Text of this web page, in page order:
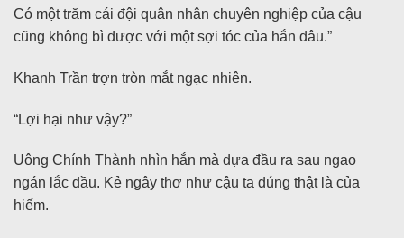
Có một trăm cái đội quân nhân chuyên nghiệp của cậu
cũng không bì được với một sợi tóc của hắn đâu.”
Khanh Trần trợn tròn mắt ngạc nhiên.
“Lợi hại như vậy?”
Uông Chính Thành nhìn hắn mà dựa đầu ra sau ngao
ngán lắc đầu. Kẻ ngây thơ như cậu ta đúng thật là của
hiếm.